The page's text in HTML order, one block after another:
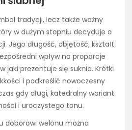
tradycji, lecz także ważny
w dużym stopniu decyduje o
Jego długość, objętość, kształt
wpływ na proporcje
jaki prezentuje się suknia. Krótki
i podkreślić nowoczesny
gdy długi, katedralny wariant
i uroczystego tonu.
doborowi welonu można